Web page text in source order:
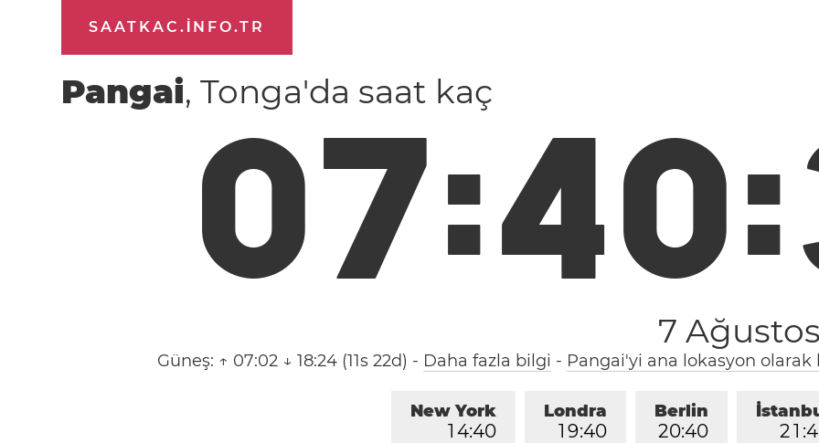
SAATKAC.INFO.TR
Pangai, Tonga'da saat kaç
07:40:
7
Güneş: ↑ 07:02 ↓ 18:24 (11s 22d) - Daha fazla bilgi - Pangai'yi ana lokasyon olarak
21 :4
Berlin
20:40
Londra
1 9:40
New York
1 4:40